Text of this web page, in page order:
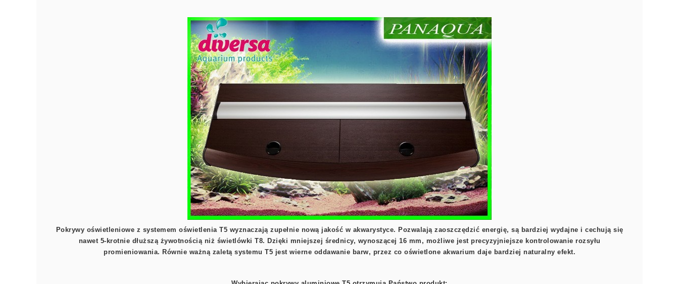
Pokrywy oświetleniowe z systemem oświetlenia T5 wyznaczają zupełnie nową jakość w akwarystyce. Pozwalają zaoszczędzić energię, są bardziej wydajne i cechują się
nawet 5-krotnie dłuższą żywotnością niż świetlówki T8. Dzięki mniejszej średnicy, wynoszącej 16 mm, możliwe jest precyzyjniejsze kontrolowanie rozsyłu
promieniowania. Równie ważną zaletą systemu T5 jest wierne oddawanie barw, przez co oświetlone akwarium daje bardziej naturalny efekt.